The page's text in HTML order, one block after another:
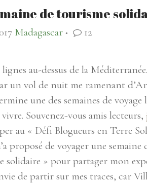
de tourisme
Madagascar ● 12
lignes au-dessus de la
un vol de nuit me ramenant
une des semaines de voyage
Souvenez-vous amis lecteurs,
au « Défi Blogueurs en Terre
proposé de voyager une semaine
solidaire » pour partager mon
de partir sur mes traces, car